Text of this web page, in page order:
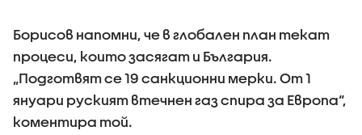
Борисов напомни, че в глобален план текат
процеси, които засягат и България.
„Подготвят се 19 санкционни мерки. От 1
януари руският втечнен газ спира за Европа“,
коментира той.